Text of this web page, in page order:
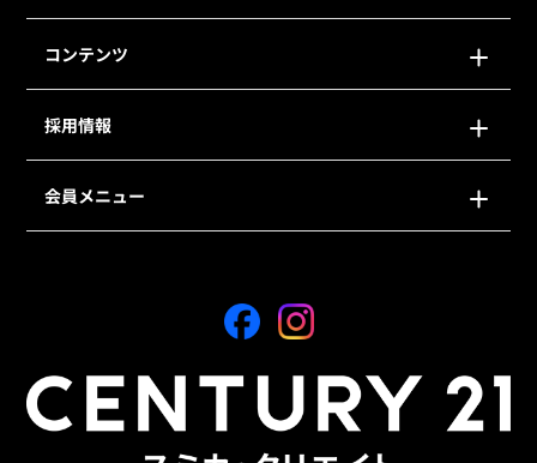
コンテンツ
採用情報
会員メニュー